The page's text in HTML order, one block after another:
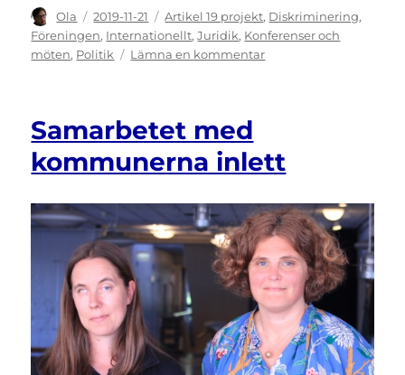
Författare
Ola
Publicerat
den
2019-11-21 Kategorier
Artikel 19 projekt, Diskriminering,
Föreningen, Internationellt,Juridik, Konferenser och
möten, Politik Lämna en kommentartill
vintern
Samarbetet med
kommunerna inlett